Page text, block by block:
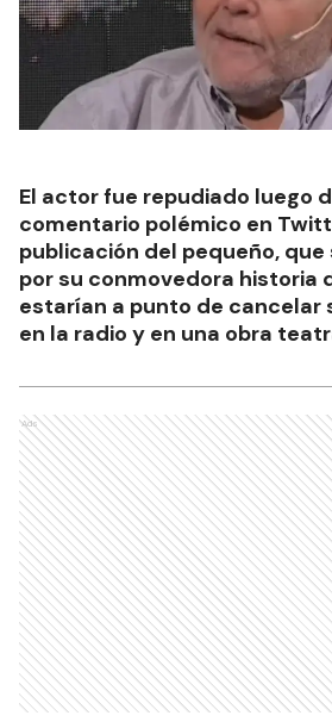
El actor fue repudiado luego
comentario polémico en
publicación del pequeño, que
por su conmovedora historia
estarían a punto de cancelar
en la radio y en una obra
Ads